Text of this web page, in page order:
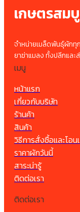
เกษตรสม
จำหน่ายเมล็ดพันธุ์ผัก
ยาฆ่าแมลง ทั้งปลีกและ
เมนู
หน้าแรก
เกี่ยวกับบริษัท
ร้านค้า
สินค้า
วิธีการสั่งซื้อและโอน
ราคาผักวันนี้
สาระน่ารู้
ติดต่อเรา
ติดต่อเรา